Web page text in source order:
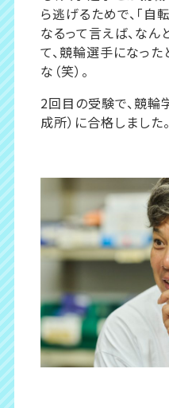
ら逃げるためで、「
なるって言えば、なん
て、競輪選手になっ
な（笑）。
2回目の受験で、競輪
成所）に合格しました。